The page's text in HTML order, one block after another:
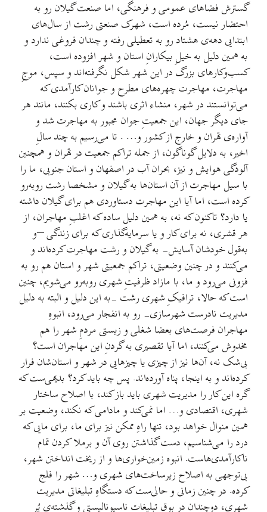
گسترش فضاهای عمومی و فرهنگی، اما صنعت گیلان رو به
احتضار نیست، مُرده است، شهرک صنعتی رشت از سال‌های
ابتدایی دهه‌ی هشتاد رو به تعطیلی رفته و چندان فروغی ندارد و
به همین دلیل به خیلِ بیکارانِ استان و شهر افزوده است،
کسب‌وکارهای بزرگ در این شهر شکل نگرفته‌اند و سپس، موجِ
مهاجرت، مهاجرت چهره‌های مطرح و جوانان کارآمدی که
می‌توانستند در شهر، منشاء اثری باشند و کاری بکنند، مانند هر
جای دیگر جهان، این جمعیتِ جوان مجبور به مهاجرت شد و
آواره‌ی تهران و خارج از کشور و… . تا می‌رسیم به چند سالِ
اخیر، به دلایل گوناگون، از جمله تراکم جمعیت در تهران و همچنین
آلودگی هوایش و نیز، بحران آب در اصفهان و استان جنوبی، ما را
با سیل مهاجرت از آن استان‌ها به گیلان و مشخصا رشت روبه‌رو
کرده است، اما آیا این مهاجرت دستاوردی هم برای گیلان داشته
یا دارد؟ تاکنون که نه، به همین دلیل ساده که اغلبِ مهاجران، از
هر قشری، نه برای کار و یا سرمایه‌گذاری که برای زندگی –و
به‌قول خودشان آسایش- به گیلان و رشت مهاجرت کرده‌اند و
می‌کنند و در چنین وضعیتی، تراکم جمعیتی شهر و استان هم رو به
فزونی می‌رود و ما، با مازاد ظرفیتِ شهری روبه‌رو می‌شویم، چنین
است که حالا، ترافیکِ شهری رشت -به این دلیل و البته به دلیل
مدیریت نادرست شهرسازی- رو به انفجار می‌رود، انبوهِ
مهاجران فرصت‌های بعضا شغلی و زیستی مردمِ شهر را هم
مخدوش می‌کنند، اما آیا تقصیری به گردنِ این مهاجران است؟
بی‌شک نه، آن‌ها نیز از چیزی یا چیزهایی در شهر و استان‌شان فرار
کرده‌اند و به اینجا، پناه آورده‌اند. پس چه باید کرد؟ بدیهی‌ست که
گره این کار را مدیریت شهری باید باز کند، با اصلاح ساختار
شهری، اقتصادی و… اما نمی‌کند و مادامی که نکند، وضعیت بر
همین منوال خواهد بود،‌ تنها راهِ ممکن نیز برای ما، برای مایی که
درد را می‌شناسیم، دست گذاشتن روی آن و برملا کردن تمام
ناکارآمدی‌هاست. انبوه زمین‌خواری‌ها و از ریخت انداختن شهر،
بی‌توجهی به اصلاح زیرساخت‌های شهری و… شهر را فلج
کرده. در چنین زمانی و حالی‌ست که دستگاهِ تبلیغاتی مدیریت
شهری، دوچندان در بوقِ تبلیغات ناسیونالیستی و گذشته‌ی پُر